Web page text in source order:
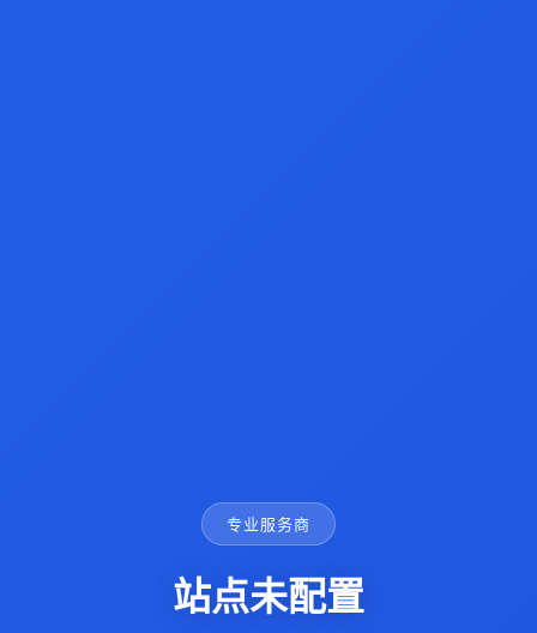
专业服务商
站点未配置